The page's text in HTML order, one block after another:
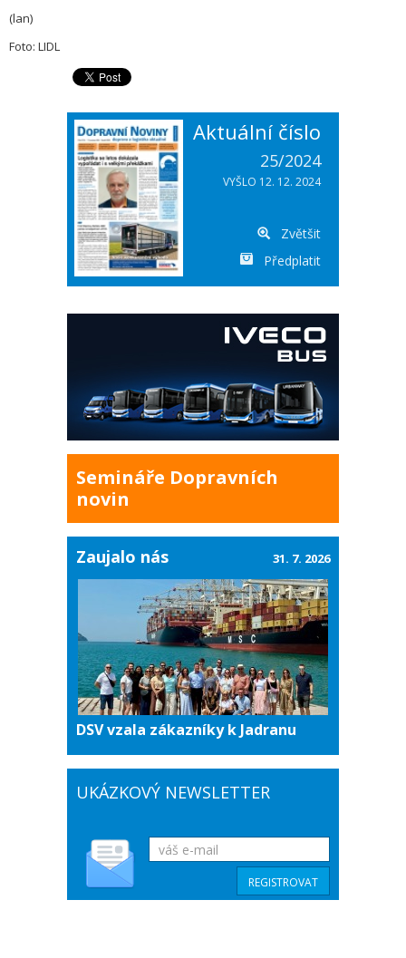
(lan)
Foto: LIDL
Aktuální číslo
25/2024
VYŠLO 12. 12. 2024
Zvětšit
Předplatit
Semináře Dopravních
novin
Zaujalo nás
DSV vzala zákazníky k Jadranu
31. 7. 2026
UKÁZKOVÝ NEWSLETTER